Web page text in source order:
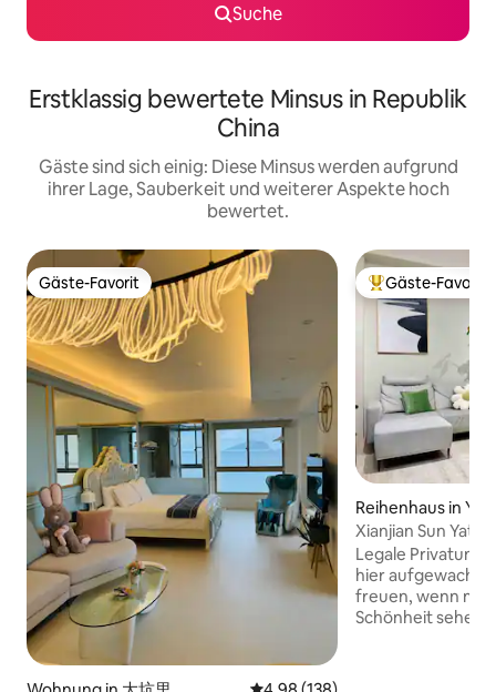
Suche
Erstklassig bewertete Minsus in Republik
China
Gäste sind sich einig: Diese Minsus werden aufgrund
ihrer Lage, Sauberkeit und weiterer Aspekte hoch
bewertet.
Gäste-Favorit
Gäste-Favorit Beliebter Gäste-
Gäste-Favorit
Reihenhaus in
ip
Xianjian Sun Yat-
Personen,
Innenparkplatz,
Legale
hier
freuen, wenn
Schönheit sehen